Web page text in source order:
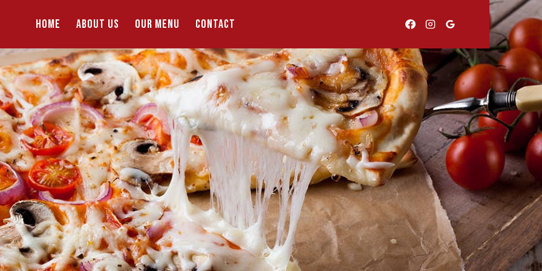
HOME ABOUT US OUR MENU CONTACT